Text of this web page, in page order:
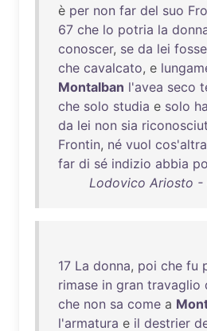
è per non far del suo
67 che lo potria la
conoscer, se da lei fosse
che cavalcato, e
Montalban l'avea seco
che solo studia e solo ha
da lei non sia
Frontin, né vuol cos'altra
far di sé indizio abbia
Lodovico Ariosto -
17 La donna, poi che fu
rimase in gran travaglio
che non sa come a
l'armatura e il destrier